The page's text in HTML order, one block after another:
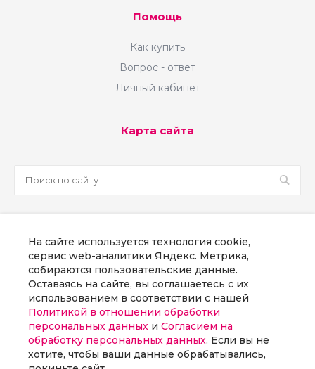
Помощь
Как купить
Вопрос - ответ
Личный кабинет
Карта сайта
8 800 300 58 70
г. Москва, наб Пресненская, д. 8, стр. 1
Заказать звонок
На сайте используется технология cookie,
сервис web-аналитики Яндекс. Метрика,
собираются пользовательские данные.
Оставаясь на сайте, вы соглашаетесь с их
использованием в соответствии с нашей
Политикой в отношении обработки
персональных данных и Согласием на
обработку персональных данных. Если вы не
хотите, чтобы ваши данные обрабатывались,